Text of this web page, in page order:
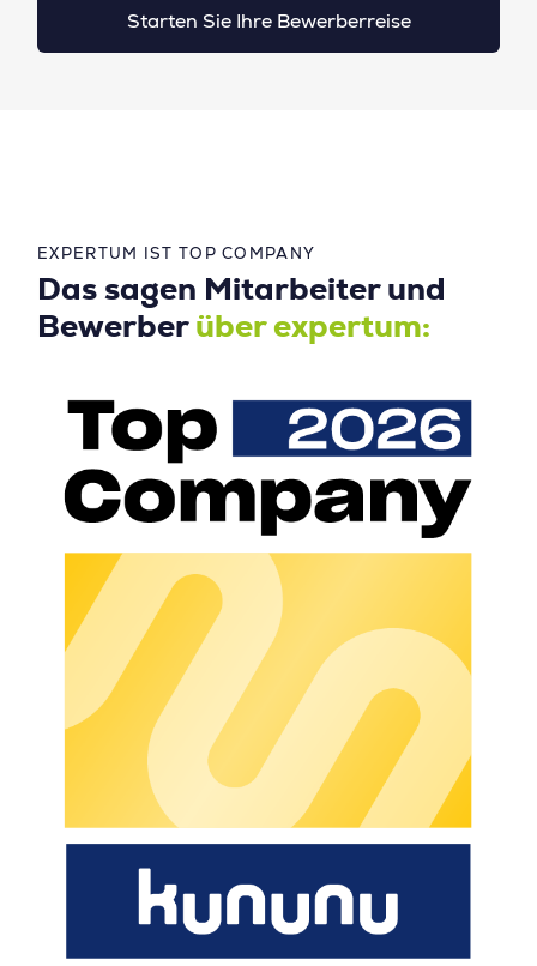
Starten Sie Ihre Bewerberreise
EXPERTUM IST TOP COMPANY
Das sagen Mitarbeiter und
Bewerber über expertum: